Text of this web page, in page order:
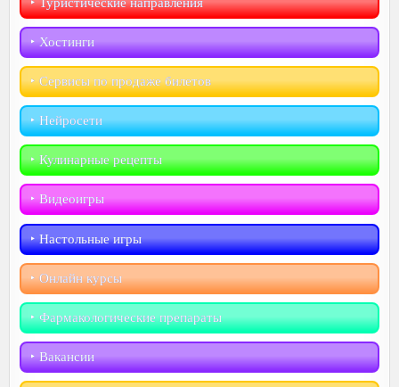
‣︎ Хостинги
‣︎ Сервисы по продаже билетов
‣︎ Нейросети
‣︎ Кулинарные рецепты
‣︎ Видеоигры
‣︎ Настольные игры
‣︎ Онлайн курсы
‣︎ Фармакологические препараты
‣︎ Вакансии